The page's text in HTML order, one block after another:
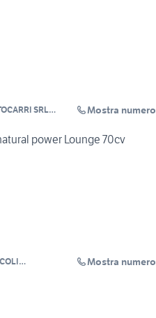
SRL
Mostra numero
power Lounge 70cv
Mostra numero